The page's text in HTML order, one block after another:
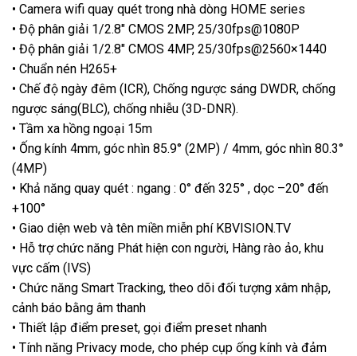
• Camera wifi quay quét trong nhà dòng HOME series
• Độ phân giải 1/2.8″ CMOS 2MP, 25/30fps@1080P
• Độ phân giải 1/2.8″ CMOS 4MP, 25/30fps@2560×1440
• Chuẩn nén H265+
• Chế độ ngày đêm (ICR), Chống ngược sáng DWDR, chống
ngược sáng(BLC), chống nhiễu (3D-DNR).
• Tầm xa hồng ngoại 15m
• Ống kính 4mm, góc nhìn 85.9° (2MP) / 4mm, góc nhìn 80.3°
(4MP)
• Khả năng quay quét : ngang : 0° đến 325° , dọc –20° đến
+100°
• Giao diện web và tên miền miễn phí KBVISION.TV
• Hỗ trợ chức năng Phát hiện con người, Hàng rào ảo, khu
vực cấm (IVS)
• Chức năng Smart Tracking, theo dõi đối tượng xâm nhập,
cảnh báo bằng âm thanh
• Thiết lập điểm preset, gọi điểm preset nhanh
• Tính năng Privacy mode, cho phép cụp ống kính và đảm